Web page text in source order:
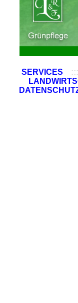
SERVICES :::